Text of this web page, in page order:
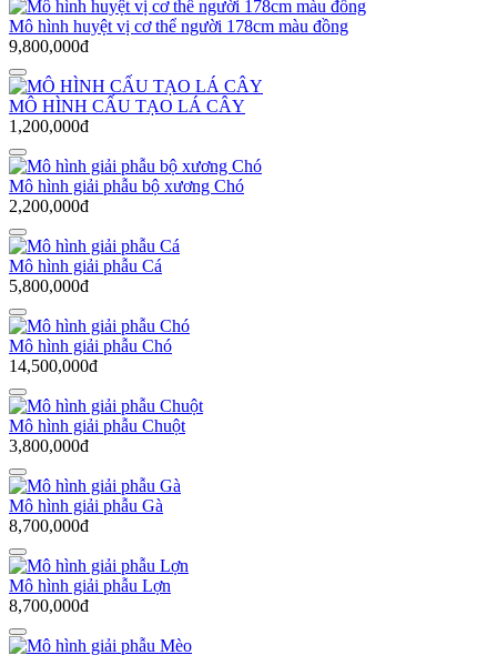
Mô hình huyệt vị cơ thể người 178cm màu đồng
9,800,000đ
MÔ HÌNH CẤU TẠO LÁ CÂY
1,200,000đ
Mô hình giải phẫu bộ xương Chó
2,200,000đ
Mô hình giải phẫu Cá
5,800,000đ
Mô hình giải phẫu Chó
14,500,000đ
Mô hình giải phẫu Chuột
3,800,000đ
Mô hình giải phẫu Gà
8,700,000đ
Mô hình giải phẫu Lợn
8,700,000đ